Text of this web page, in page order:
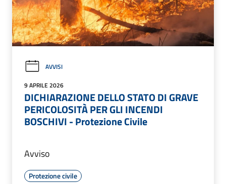
AVVISI
9 APRILE 2026
DICHIARAZIONE DELLO STATO DI GRAVE
PERICOLOSITÀ PER GLI INCENDI
BOSCHIVI - Protezione Civile
Avviso
Protezione civile